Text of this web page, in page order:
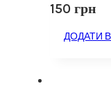
150 грн
ДОДАТИ